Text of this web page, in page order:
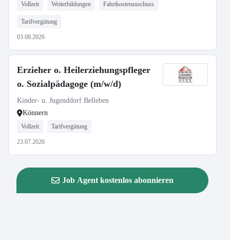
Vollzeit Weiterbildungen Fahrtkostenzuschuss
Tarifvergütung
03.08.2026
Erzieher o. Heilerziehungspfleger
o. Sozialpädagoge (m/w/d)
Kinder- u. Jugenddorf Belleben
Könnern
Vollzeit Tarifvergütung
23.07.2026
Job Agent kostenlos abonnieren